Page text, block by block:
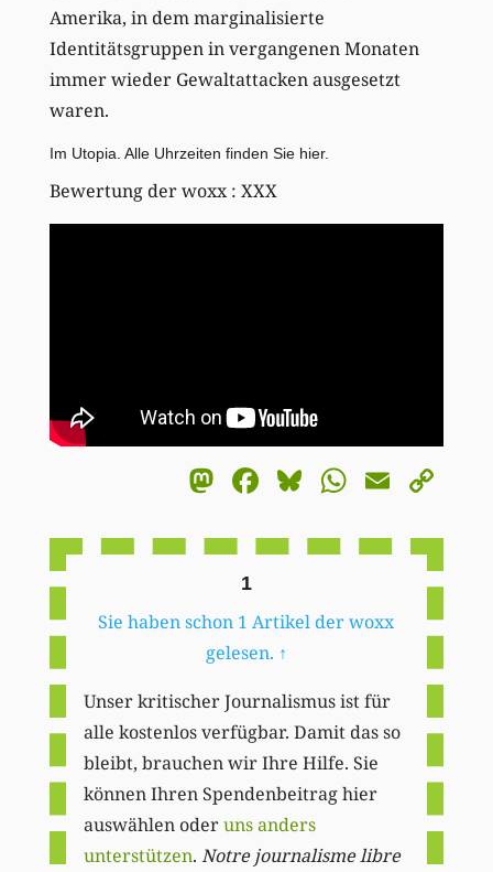
Amerika, in dem marginalisierte
Identitätsgruppen in vergangenen Monaten
immer wieder Gewaltattacken ausgesetzt
waren.
Im Utopia. Alle Uhrzeiten finden Sie hier.
Bewertung der woxx : XXX
Mastodon
Facebook
BlueskyEmail
1
Sie haben schon 1 Artikel der woxx
gelesen. ↑
Unser kritischer Journalismus ist für
alle kostenlos verfügbar. Damit das so
bleibt, brauchen wir Ihre Hilfe. Sie
können Ihren Spendenbeitrag hier
auswählen oderuns anders
unterstützen. Notre journalisme libre